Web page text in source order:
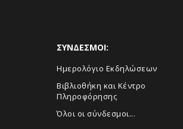
ΣΥΝΔΕΣΜΟΙ:
Ημερολόγιο Εκδηλώσεων
Βιβλιοθήκη και Κέντρο
Πληροφόρησης
Όλοι οι σύνδεσμοι...